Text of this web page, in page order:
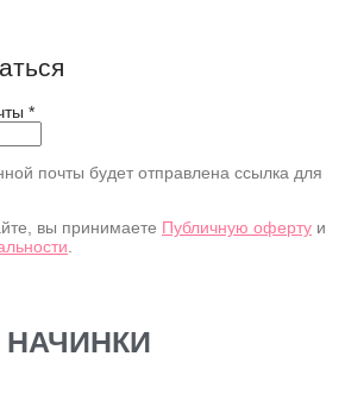
*
почты будет отправлена ссылка для
вы принимаете Публичную оферту и
.
НАЧИНКИ